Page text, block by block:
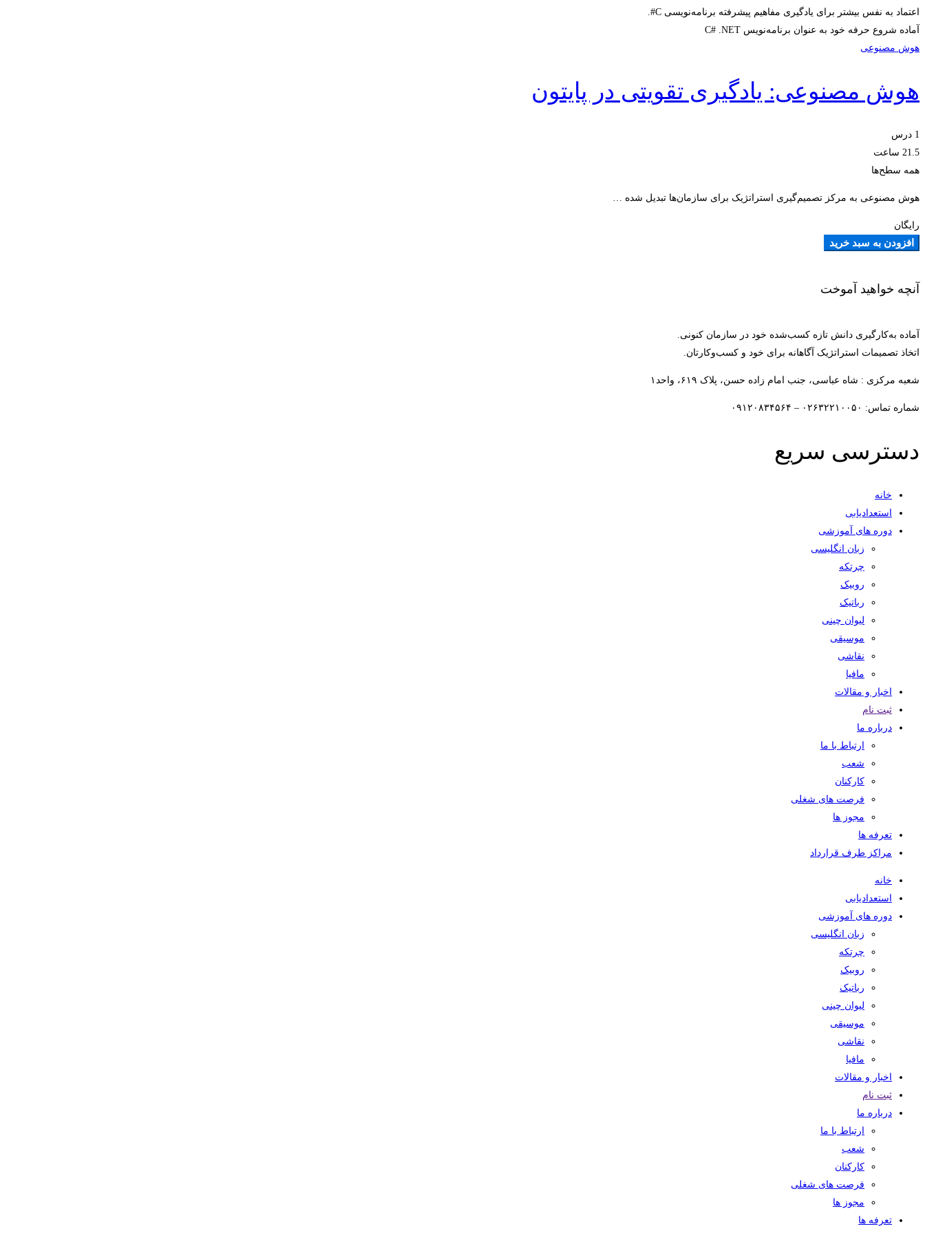
اعتماد به نفس بیشتر برای یادگیری مفاهیم پیشرفته برنامه‌نویسی C#.
آماده شروع حرفه خود به عنوان برنامه‌نویس C# .NET
هوش مصنوعی
هوش مصنوعی: یادگیری تقویتی در پایتون
1 درس‌
21.5 ساعت
همه سطح‌ها
هوش مصنوعی به مرکز تصمیم‌گیری استراتژیک برای سازمان‌ها تبدیل شده …
رایگان
افزودن به سبد خرید
آنچه خواهید آموخت
آماده به‌کارگیری دانش تازه کسب‌شده خود در سازمان کنونی.
اتخاذ تصمیمات استراتژیک آگاهانه برای خود و کسب‌وکارتان.
شعبه مرکزی : شاه عباسی، جنب امام زاده حسن، پلاک ۶۱۹، واحد۱​
شماره تماس: ۰۲۶۳۲۲۱۰۰۵۰ – ۰۹۱۲۰۸۳۴۵۶۴
دسترسی سریع
خانه
استعدادیابی
دوره های آموزشی
زبان انگلیسی
چرتکه
روبیک
رباتیک
لیوان چینی
موسیقی
نقاشی
مافیا
اخبار و مقالات
ثبت نام
درباره ما
ارتباط با ما
شعب
کارکنان
فرصت های شغلی
مجوز ها
تعرفه ها
مراکز طرف قرارداد
خانه
استعدادیابی
دوره های آموزشی
زبان انگلیسی
چرتکه
روبیک
رباتیک
لیوان چینی
موسیقی
نقاشی
مافیا
اخبار و مقالات
ثبت نام
درباره ما
ارتباط با ما
شعب
کارکنان
فرصت های شغلی
مجوز ها
تعرفه ها